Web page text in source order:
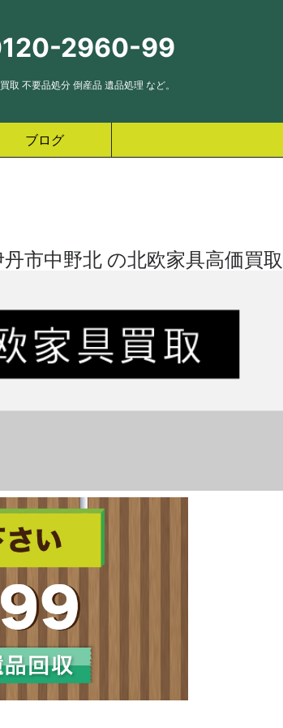
2960-99
不要品処分 倒産品 遺品処理 など。
ブログ
丹市中野北 の北欧家具高価買取